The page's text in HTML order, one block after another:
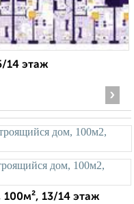
14 этаж
›
13/14 этаж